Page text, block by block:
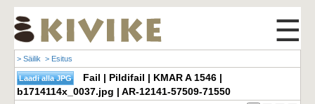
☰
> Säilik > Esitus
Fail | Pildifail | KMAR A 1546 |
b1714114x_0037.jpg | AR-12141-57509-71550